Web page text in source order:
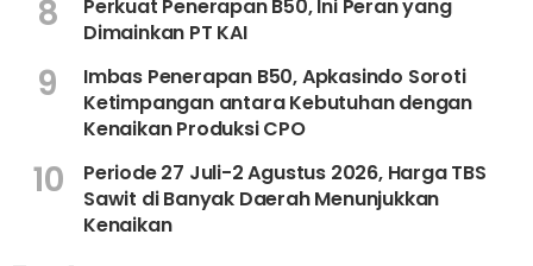
8
Perkuat Penerapan B50, Ini Peran yang
Dimainkan PT KAI
9
Imbas Penerapan B50, Apkasindo Soroti
Ketimpangan antara Kebutuhan dengan
Kenaikan Produksi CPO
10
Periode 27 Juli-2 Agustus 2026, Harga TBS
Sawit di Banyak Daerah Menunjukkan
Kenaikan